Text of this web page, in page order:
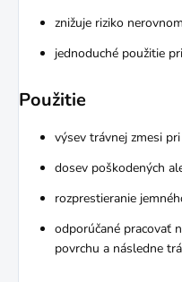
znižuje riziko
jednoduché použitie
Použitie
výsev trávnej zmesi
dosev poškodených
rozprestieranie
odporúčané pracovať
povrchu a následne